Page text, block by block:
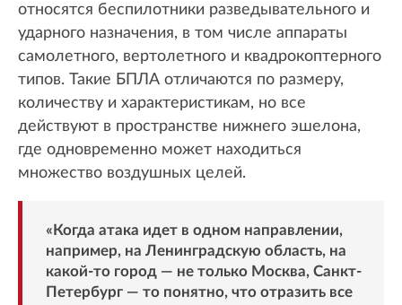
относятся беспилотники разведывательного и
ударного назначения, в том числе аппараты
самолетного, вертолетного и квадрокоптерного
типов. Такие БПЛА отличаются по размеру,
количеству и характеристикам, но все
действуют в пространстве нижнего эшелона,
где одновременно может находиться
множество воздушных целей.
«Когда атака идет в одном направлении,
например, на Ленинградскую область, на
какой-то город — не только Москва, Санкт-
Петербург — то понятно, что отразить все